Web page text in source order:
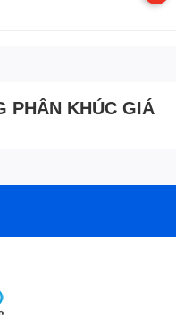
PHÂN KHÚC GIÁ